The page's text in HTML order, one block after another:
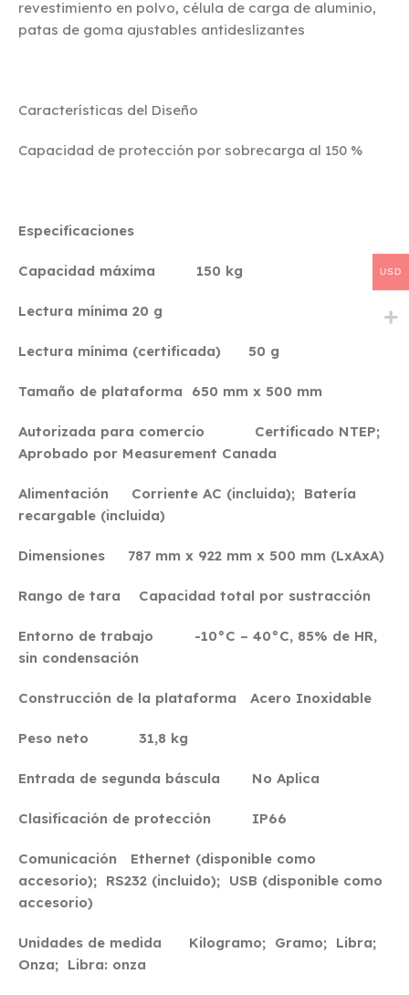
revestimiento en polvo, célula de carga de aluminio,
patas de goma ajustables antideslizantes
Características del Diseño
Capacidad de protección por sobrecarga al 150 %
Especificaciones
Capacidad máxima 150 kg
Lectura mínima 20 g
Lectura mínima (certificada) 50 g
Tamaño de plataforma 650 mm x 500 mm
Autorizada para comercio Certificado NTEP;
Aprobado por Measurement Canada
Alimentación Corriente AC (incluida); Batería
recargable (incluida)
Dimensiones 787 mm x 922 mm x 500 mm (LxAxA)
Rango de tara Capacidad total por sustracción
Entorno de trabajo -10°C – 40°C, 85% de HR,
sin condensación
Construcción de la plataforma Acero Inoxidable
Peso neto 31,8 kg
Entrada de segunda báscula No Aplica
Clasificación de protección IP66
Comunicación Ethernet (disponible como
accesorio); RS232 (incluido); USB (disponible como
accesorio)
Unidades de medida Kilogramo; Gramo; Libra;
Onza; Libra: onza
USD